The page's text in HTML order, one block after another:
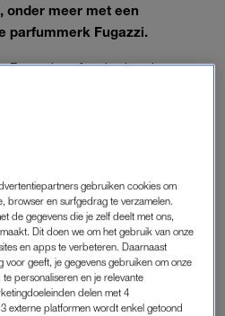
onder meer met een
parfummerk Fugazzi.
Fugazzi-parfum is al snel
is een Nederlands
meer verkrijgbaar is bij Skins. Het
en focust zich op
Dusttipten weeerderal als
gemiddeld rond de 95 euro voor
gebruiken cookies om
browser en surfgedrag te verzamelen.
de gegevens die je zelf deelt met ons,
Dit doen we om het gebruik van onze
en apps te verbeteren. Daarnaast
voor geeft, je gegevens gebruiken om onze
personaliseren en je relevante
delen met 4
externe platformen wordt enkel getoond